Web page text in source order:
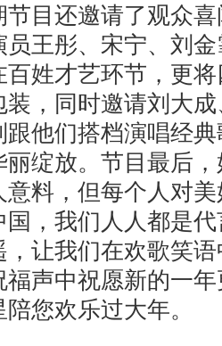
目还邀请了观众
王彤、宋宁、刘
姓才艺环节，更
，同时邀请刘大
他们搭档演唱经
绽放。节目最后
意料，但每个人对
，我们人人都是
让我们在欢歌笑
声中祝愿新的一
您欢乐过大年。